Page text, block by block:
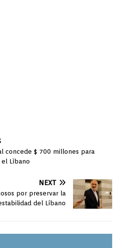
concede $ 700 millones para
Lìbano
NEXT
por preservar la
del Líbano